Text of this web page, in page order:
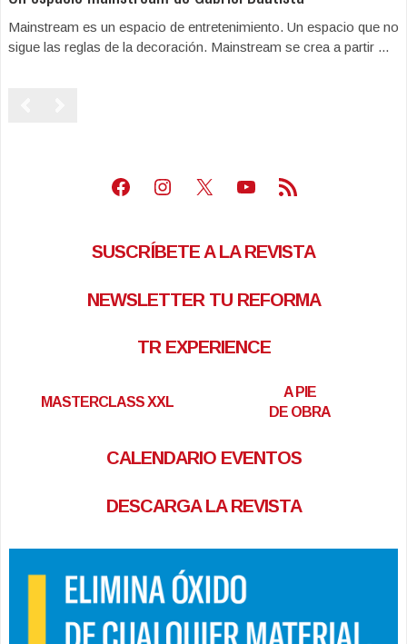
Mainstream es un espacio de entretenimiento. Un espacio que no
sigue las reglas de la decoración. Mainstream se crea a partir ...
Facebook
Instagram
X Youtube
Feed RSS
SUSCRÍBETE A LA REVISTA
NEWSLETTER TU REFORMA
TR EXPERIENCE
MASTERCLASS XXL
A PIE
DE OBRA
CALENDARIO EVENTOS
DESCARGA LA REVISTA